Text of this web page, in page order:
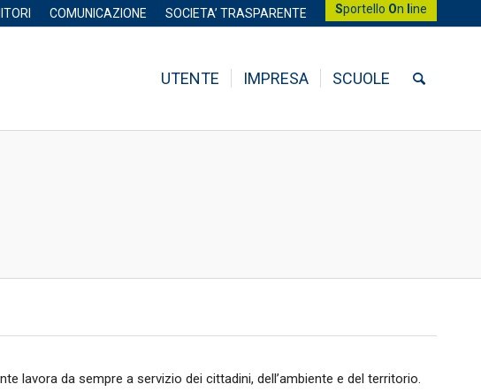
COMUNICAZIONE SOCIETA’ TRASPARENTE Sportello On ine
UTENTE IMPRESA SCUOLE
lavora da sempre a servizio dei cittadini, dell’ambiente e del territorio.